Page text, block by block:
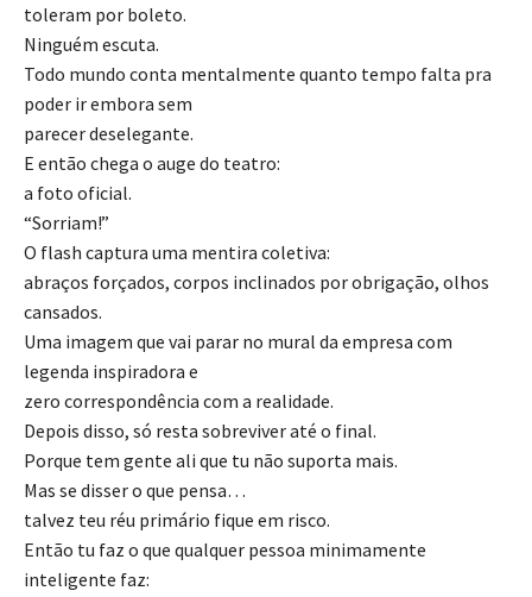
toleram por boleto.
Ninguém escuta.
Todo mundo conta mentalmente quanto tempo falta pra
poder ir embora sem
parecer deselegante.
E então chega o auge do teatro:
a foto oficial.
“Sorriam!”
O flash captura uma mentira coletiva:
abraços forçados, corpos inclinados por obrigação, olhos
cansados.
Uma imagem que vai parar no mural da empresa com
legenda inspiradora e
zero correspondência com a realidade.
Depois disso, só resta sobreviver até o final.
Porque tem gente ali que tu não suporta mais.
Mas se disser o que pensa…
talvez teu réu primário fique em risco.
Então tu faz o que qualquer pessoa minimamente
inteligente faz: